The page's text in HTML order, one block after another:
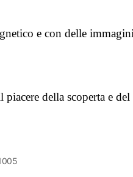
e con delle
della scoperta e